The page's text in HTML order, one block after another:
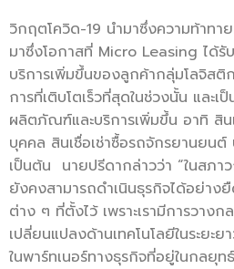
วิกฤตโควิด-19 นำมาซึ่งความท้าทา
มาซึ่งโอกาสที่ Micro Leasing ได้รั
บริการเพิ่มขึ้นของลูกค้ากลุ่มโลจิส
การที่เติบโตเร็วที่สุดในช่วงนั้น และเ
ผลิตภัณฑ์และบริการเพิ่มขึ้น อาทิ สิน
บุคคล สินเชื่อเช่าซื้อรถจักรยานยน
เป็นต้น นายปรีดากล่าวว่า “ในสภ
ยังคงสามารถดำเนินธุรกิจได้อย่าง
ต่าง ๆ ที่ตั้งไว้ เพราะเรามีการวาง
เปลี่ยนแปลงด้านเทคโนโลยีในระย
ในพาร์ทเนอร์ทางธุรกิจที่อยู่ในกลยุท